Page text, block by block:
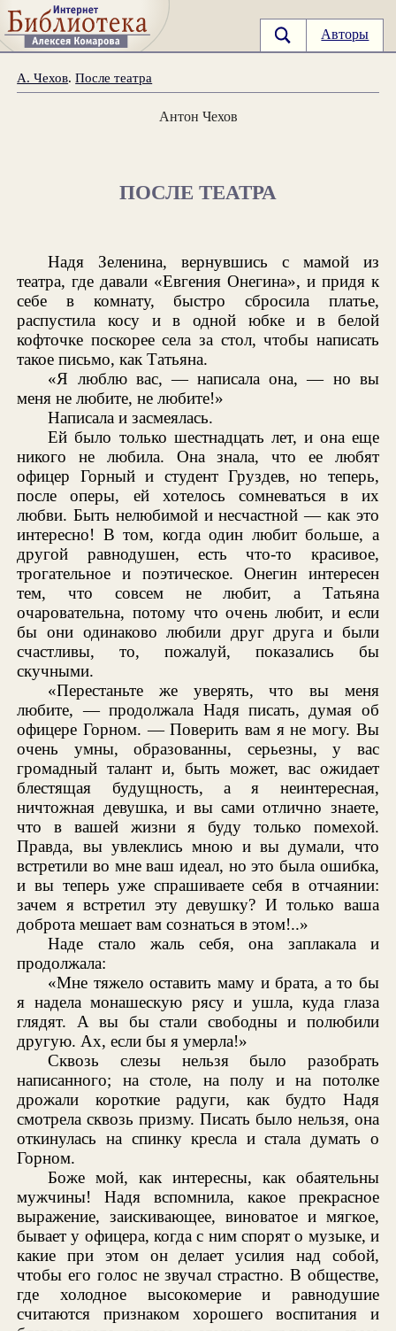
Авторы
А. Чехов.После театра
Антон Чехов
ПОСЛЕ ТЕАТРА
Надя Зеленина, вернувшись с мамой из
театра, где давали «Евгения Онегина», и придя к
себе в комнату, быстро сбросила платье,
распустила косу и в одной юбке и в белой
кофточке поскорее села за стол, чтобы написать
такое письмо, как Татьяна.
«Я люблю вас, — написала она, — но вы
меня не любите, не любите!»
Написала и засмеялась.
Ей было только шестнадцать лет, и она еще
никого не любила. Она знала, что ее любят
офицер Горный и студент Груздев, но теперь,
после оперы, ей хотелось сомневаться в их
любви. Быть нелюбимой и несчастной — как это
интересно! В том, когда один любит больше, а
другой равнодушен, есть что-то красивое,
трогательное и поэтическое. Онегин интересен
тем, что совсем не любит, а Татьяна
очаровательна, потому что очень любит, и если
бы они одинаково любили друг друга и были
счастливы, то, пожалуй, показались бы
скучными.
«Перестаньте же уверять, что вы меня
любите, — продолжала Надя писать, думая об
офицере Горном. — Поверить вам я не могу. Вы
очень умны, образованны, серьезны, у вас
громадный талант и, быть может, вас ожидает
блестящая будущность, а я неинтересная,
ничтожная девушка, и вы сами отлично знаете,
что в вашей жизни я буду только помехой.
Правда, вы увлеклись мною и вы думали, что
встретили во мне ваш идеал, но это была ошибка,
и вы теперь уже спрашиваете себя в отчаянии:
зачем я встретил эту девушку? И только ваша
доброта мешает вам сознаться в этом!..»
Наде стало жаль себя, она заплакала и
продолжала:
«Мне тяжело оставить маму и брата, а то бы
я надела монашескую рясу и ушла, куда глаза
глядят. А вы бы стали свободны и полюбили
другую. Ах, если бы я умерла!»
Сквозь слезы нельзя было разобрать
написанного; на столе, на полу и на потолке
дрожали короткие радуги, как будто Надя
смотрела сквозь призму. Писать было нельзя, она
откинулась на спинку кресла и стала думать о
Горном.
Боже мой, как интересны, как обаятельны
мужчины! Надя вспомнила, какое прекрасное
выражение, заискивающее, виноватое и мягкое,
бывает у офицера, когда с ним спорят о музыке, и
какие при этом он делает усилия над собой,
чтобы его голос не звучал страстно. В обществе,
где холодное высокомерие и равнодушие
считаются признаком хорошего воспитания и